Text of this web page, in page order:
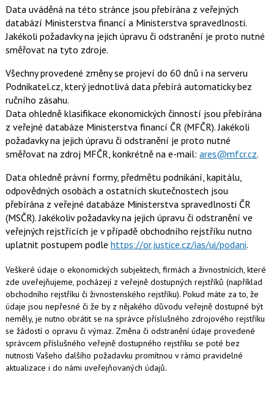
Data uváděná na této stránce jsou přebírána z veřejných
databází Ministerstva financí a Ministerstva spravedlnosti.
Jakékoli požadavky na jejich úpravu či odstranění je proto nutné
směřovat na tyto zdroje.
Všechny provedené změny se projeví do 60 dnů i na serveru
Podnikatel.cz, který jednotlivá data přebírá automaticky bez
ručního zásahu.
Data ohledně klasifikace ekonomických činností jsou přebírána
z veřejné databáze Ministerstva financí ČR (MFČR). Jakékoli
požadavky na jejich úpravu či odstranění je proto nutné
směřovat na zdroj MFČR, konkrétně na e-mail: ares@mfcr.cz.
Data ohledně právní formy, předmětu podnikání, kapitálu,
odpovědných osobách a ostatních skutečnostech jsou
přebírána z veřejné databáze Ministerstva spravedlnosti ČR
(MSČR). Jakékoliv požadavky na jejich úpravu či odstranění ve
veřejných rejstřících je v případě obchodního rejstříku nutno
uplatnit postupem podle https://or.justice.cz/ias/ui/podani.
Veškeré údaje o ekonomických subjektech, firmách a živnostnících, které
zde uveřejňujeme, pocházejí z veřejně dostupných rejstříků (například
obchodního rejstříku či živnostenského rejstříku). Pokud máte za to, že
údaje jsou nepřesné či že by z nějakého důvodu veřejně dostupné být
neměly, je nutno obrátit se na správce příslušného zdrojového rejstříku
se žádostí o opravu či výmaz. Změna či odstranění údaje provedené
správcem příslušného veřejně dostupného rejstříku se poté bez
nutnosti Vašeho dalšího požadavku promítnou v rámci pravidelné
aktualizace i do námi uveřejňovaných údajů.